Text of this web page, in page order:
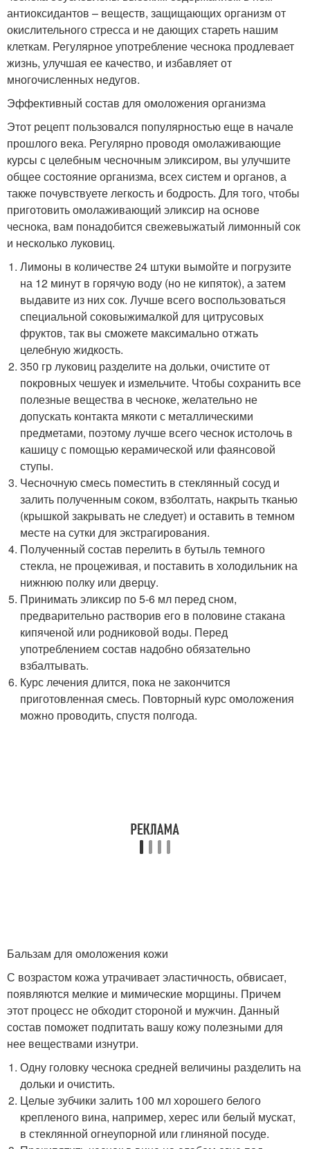
антиоксидантов – веществ, защищающих организм от
окислительного стресса и не дающих стареть нашим
клеткам. Регулярное употребление чеснока продлевает
жизнь, улучшая ее качество, и избавляет от
многочисленных недугов.
Эффективный состав для омоложения организма
Этот рецепт пользовался популярностью еще в начале
прошлого века. Регулярно проводя омолаживающие
курсы с целебным чесночным эликсиром, вы улучшите
общее состояние организма, всех систем и органов, а
также почувствуете легкость и бодрость. Для того, чтобы
приготовить омолаживающий эликсир на основе
чеснока, вам понадобится свежевыжатый лимонный сок
и несколько луковиц.
Лимоны в количестве 24 штуки вымойте и погрузите
на 12 минут в горячую воду (но не кипяток), а затем
выдавите из них сок. Лучше всего воспользоваться
специальной соковыжималкой для цитрусовых
фруктов, так вы сможете максимально отжать
целебную жидкость.
350 гр луковиц разделите на дольки, очистите от
покровных чешуек и измельчите. Чтобы сохранить все
полезные вещества в чесноке, желательно не
допускать контакта мякоти с металлическими
предметами, поэтому лучше всего чеснок истолочь в
кашицу с помощью керамической или фаянсовой
ступы.
Чесночную смесь поместить в стеклянный сосуд и
залить полученным соком, взболтать, накрыть тканью
(крышкой закрывать не следует) и оставить в темном
месте на сутки для экстрагирования.
Полученный состав перелить в бутыль темного
стекла, не процеживая, и поставить в холодильник на
нижнюю полку или дверцу.
Принимать эликсир по 5-6 мл перед сном,
предварительно растворив его в половине стакана
кипяченой или родниковой воды. Перед
употреблением состав надобно обязательно
взбалтывать.
Курс лечения длится, пока не закончится
приготовленная смесь. Повторный курс омоложения
можно проводить, спустя полгода.
Бальзам для омоложения кожи
С возрастом кожа утрачивает эластичность, обвисает,
появляются мелкие и мимические морщины. Причем
этот процесс не обходит стороной и мужчин. Данный
состав поможет подпитать вашу кожу полезными для
нее веществами изнутри.
Одну головку чеснока средней величины разделить на
дольки и очистить.
Целые зубчики залить 100 мл хорошего белого
крепленого вина, например, херес или белый мускат,
в стеклянной огнеупорной или глиняной посуде.